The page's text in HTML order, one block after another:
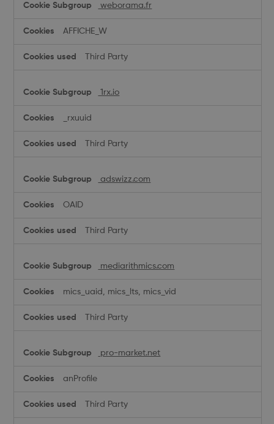
weborama.fr
AFFICHE_W
Third Party
1rx.io
_rxuuid
Third Party
adswizz.com
OAID
Third Party
mediarithmics.com
mics_uaid, mics_lts, mics_vid
Third Party
pro-market.net
anProfile
Third Party